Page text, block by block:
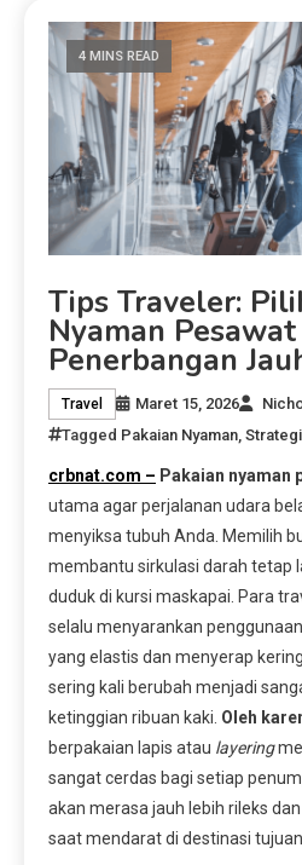
4 MINS READ
Tips Traveler:
Nyaman
Penerbangan
Travel Maret 15, 2026
Tagged Pakaian Nyaman
crbnat.com – Pakaian nyaman
utama agar perjalanan udara
menyiksa tubuh Anda. Memilih
membantu sirkulasi darah tetap
duduk di kursi maskapai. Para
selalu menyarankan
yang elastis dan menyerap
sering kali berubah menjadi
ketinggian ribuan kaki. Oleh
berpakaian lapis atau layering
sangat cerdas bagi setiap
akan merasa jauh lebih rileks
saat mendarat di destinasi tujuan.